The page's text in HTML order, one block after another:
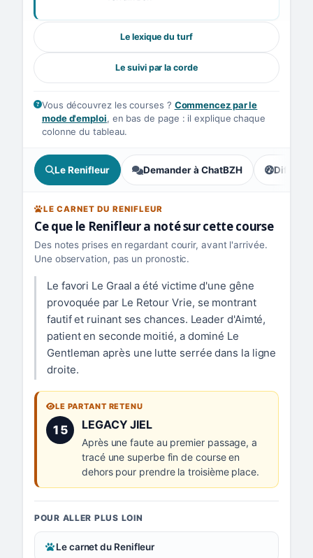
Le lexique du turf
Le suivi par la corde
Vous découvrez les courses ? Commencez par le
mode d'emploi, en bas de page : il explique chaque
colonne du tableau.
Le Renifleur Demander à ChatBZH ,
LE CARNET DU RENIFLEUR
Ce que le Renifleur a noté sur cette course
Des notes prises en regardant courir, avant l'arrivée.
Une observation, pas un pronostic.
Le favori Le Graal a été victime d'une gêne
provoquée par Le Retour Vrie, se montrant
fautif et ruinant ses chances. Leader d'Aimté,
patient en seconde moitié, a dominé Le
Gentleman après une lutte serrée dans la ligne
droite.
LE PARTANT RETENU
15 Numéro 15 :
LEGACY JIEL
Après une faute au premier passage, a
tracé une superbe fin de course en
dehors pour prendre la troisième place.
POUR ALLER PLUS LOIN
Le carnet du Renifleur